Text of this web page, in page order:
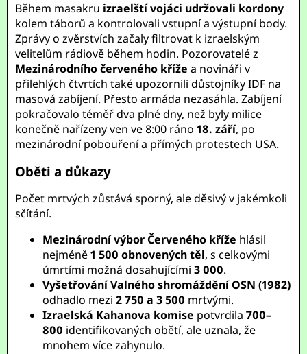
Během masakru izraelští vojáci udržovali kordony
kolem táborů a kontrolovali vstupní a výstupní body.
Zprávy o zvěrstvích začaly filtrovat k izraelským
velitelům rádiově během hodin. Pozorovatelé z
Mezinárodního červeného kříže a novináři v
přilehlých čtvrtích také upozornili důstojníky IDF na
masová zabíjení. Přesto armáda nezasáhla. Zabíjení
pokračovalo téměř dva plné dny, než byly milice
konečně nařízeny ven ve 8:00 ráno18. září, po
mezinárodní pobouření a přímých protestech USA.
Oběti a důkazy
Počet mrtvých zůstává sporný, ale děsivý v jakémkoli
sčítání.
Mezinárodní výbor Červeného kříže hlásil
nejméně1 500 obnovených těl, s celkovými
úmrtími možná dosahujícími3 000.
Vyšetřování Valného shromáždění OSN (1982)
odhadlo mezi2 750 a 3 500 mrtvými.
Izraelská Kahanova komise potvrdila700–
800 identifikovaných obětí, ale uznala, že
mnohem více zahynulo.